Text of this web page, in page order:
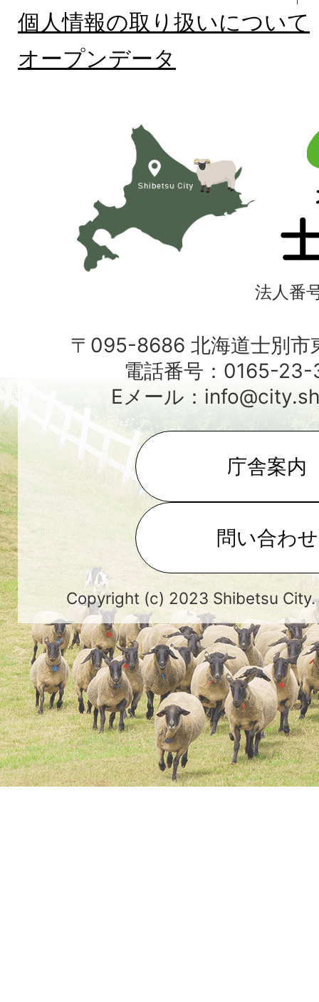
個人情報の取り扱いについて
オープンデータ
別
市
法人番
〒095-8686 北海道士別市
電話番号：0165-23-
Eメール：
庁舎案内
問い合わせ
Copyright (c) 2023 Shibetsu City.